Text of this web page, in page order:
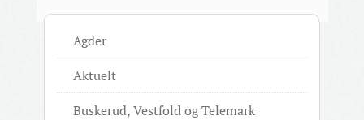
Agder
Aktuelt
Buskerud, Vestfold og Telemark